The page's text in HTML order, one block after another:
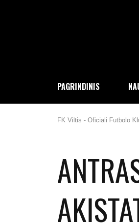
PAGRINDINIS
FK Viltis - Oficiali Futbolo